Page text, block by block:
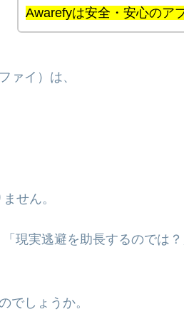
Awarefyは安全・安心のア
ァイ）は、
せん。
現実逃避を助長するのでは
でしょうか。